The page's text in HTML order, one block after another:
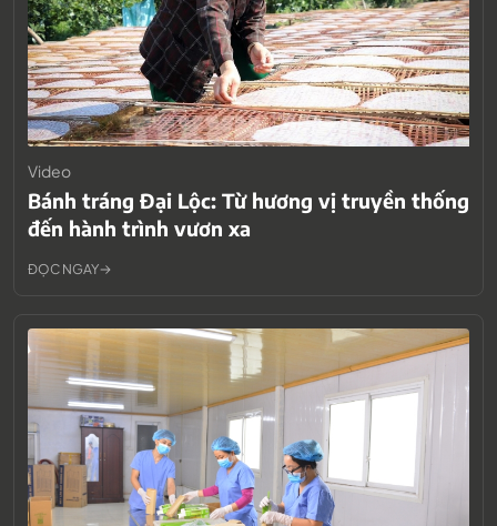
Video
Bánh tráng Đại Lộc: Từ hương vị truyền thống
đến hành trình vươn xa
ĐỌC NGAY